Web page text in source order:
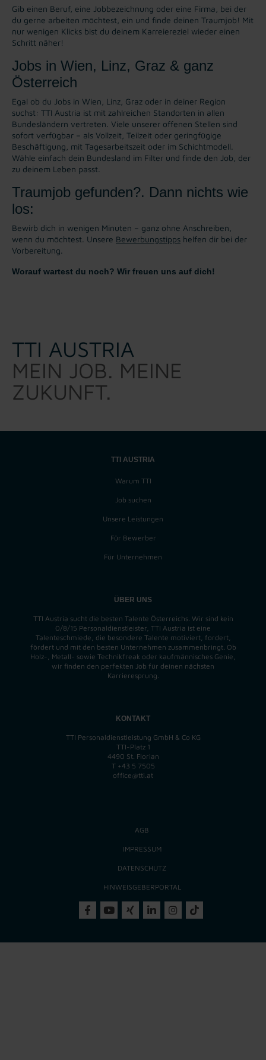
Gib einen Beruf, eine Jobbezeichnung oder eine Firma, bei der
du gerne arbeiten möchtest, ein und finde deinen Traumjob! Mit
nur wenigen Klicks bist du deinem Karreiereziel wieder einen
Schritt näher!
Jobs in Wien, Linz, Graz & ganz
Österreich
Egal ob du Jobs in Wien, Linz, Graz oder in deiner Region
suchst: TTI Austria ist mit zahlreichen Standorten in allen
Bundesländern vertreten. Viele unserer offenen Stellen sind
sofort verfügbar – als Vollzeit, Teilzeit oder geringfügige
Beschäftigung, mit Tagesarbeitszeit oder im Schichtmodell.
Wähle einfach dein Bundesland im Filter und finde den Job, der
zu deinem Leben passt.
Traumjob gefunden?. Dann nichts wie
los:
Bewirb dich in wenigen Minuten – ganz ohne Anschreiben,
wenn du möchtest. Unsere Bewerbungstipps helfen dir bei der
Vorbereitung.
Worauf wartest du noch? Wir freuen uns auf dich!
TTI AUSTRIA
MEIN JOB. MEINE
ZUKUNFT.
TTI AUSTRIA
Warum TTI
Job suchen
Unsere Leistungen
Für Bewerber
Für Unternehmen
ÜBER UNS
TTI Austria sucht die besten Talente Österreichs. Wir sind kein
0/8/15 Personaldienstleister, TTI Austria ist eine
Talenteschmiede, die besondere Talente motiviert, fordert,
fördert und mit den besten Unternehmen zusammenbringt. Ob
Holz-, Metall- sowie Technikfreak oder kaufmännisches Genie,
wir finden den perfekten Job für deinen nächsten
Karrieresprung.
KONTAKT
TTI Personaldienstleistung GmbH & Co KG
TTI-Platz 1
4490 St. Florian
T +43 5 7505
office@tti.at
AGB
IMPRESSUM
DATENSCHUTZ
HINWEISGEBERPORTAL